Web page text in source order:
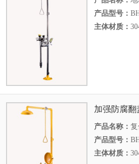
产品型号：
主体材质：
加强防腐
器BH30-
产品名称： 复
产品型号：
主体材质：